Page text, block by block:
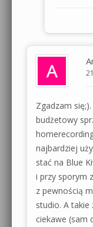
Zgadzam
budżetowy
najbardziej
stać na Blue
i przy sporym
z pewnością
studio. A takie
ciekawe (sam